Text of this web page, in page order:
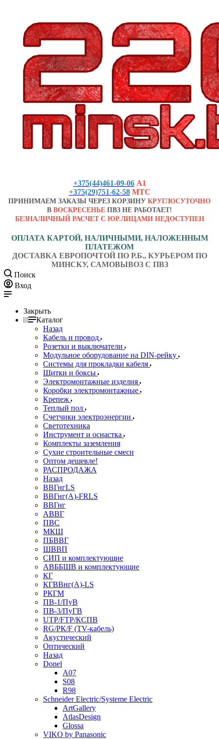
+375(44)461-09-06 А1
+375(29)751-62-58 МТС
ПРИНИМАЕМ ЗАКАЗЫ ЧЕРЕЗ КОРЗИНУ КРУГЛОСУТОЧНО
В ВОСКРЕСЕНЬЕ ПВЗ НЕ РАБОТАЕТ!
БЕЗНАЛИЧНЫЙ РАСЧЕТ С ЮР.ЛИЦАМИ НЕДОСТУПЕН
ОПЛАТА КАРТОЙ, НАЛИЧНЫМИ, НАЛОЖЕННЫМ
ПЛАТЕЖОМ
ДОСТАВКА ЕВРОПОЧТОЙ ПО Р.Б., КУРЬЕРОМ ПО
МИНСКУ, САМОВЫВОЗ С ПВЗ
Поиск
Вход
Закрыть
Каталог
Назад
Кабель и провод
Розетки и выключатели
Модульное оборудование на DIN-рейку
Системы для прокладки кабеля
Щитки и боксы
Электромонтажные изделия
Коробки электромонтажные
Крепеж
Теплый пол
Счетчики электроэнергии
Светотехника
Инструмент и оснастка
Комплекты заземления
Сухие строительные смеси
Оптом дешевле!
РАСПРОДАЖА
Назад
ВВГнгLS
ВВГнг(А)-FRLS
ВВГнг
АВВГ
ПВС
МКШ
ПБВВГ
ШВВП
СИП и комплектующие
АВББШВ и комплектующие
КГ
КГВВнг(А)-LS
РКГМ
ПВ-1/ПуВ
ПВ-3/ПуГВ
UTP/FTP/КСПВ
RG/РК/F (TV-кабель)
Акустический
Оптический
Назад
Donel
A07
S08
R98
Schneider Electric/Systeme Electric
ArtGallery
AtlasDesign
Glossa
VIKO by Panasonic